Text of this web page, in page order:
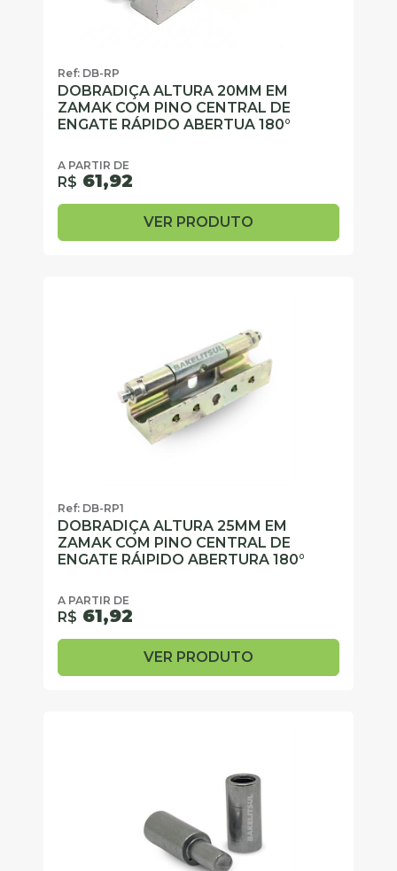
Ref: DB-RP
DOBRADIÇA ALTURA 20MM EM
ZAMAK COM PINO CENTRAL DE
ENGATE RÁPIDO ABERTUA 180°
A PARTIR DE
R$ 61,92
VER PRODUTO
Ref: DB-RP1
DOBRADIÇA ALTURA 25MM EM
ZAMAK COM PINO CENTRAL DE
ENGATE RÁIPIDO ABERTURA 180°
A PARTIR DE
R$ 61,92
VER PRODUTO